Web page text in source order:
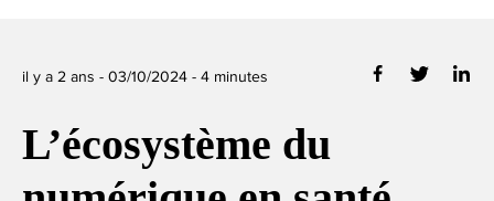
il y a 2 ans - 03/10/2024 - 4 minutes
L’écosystème du